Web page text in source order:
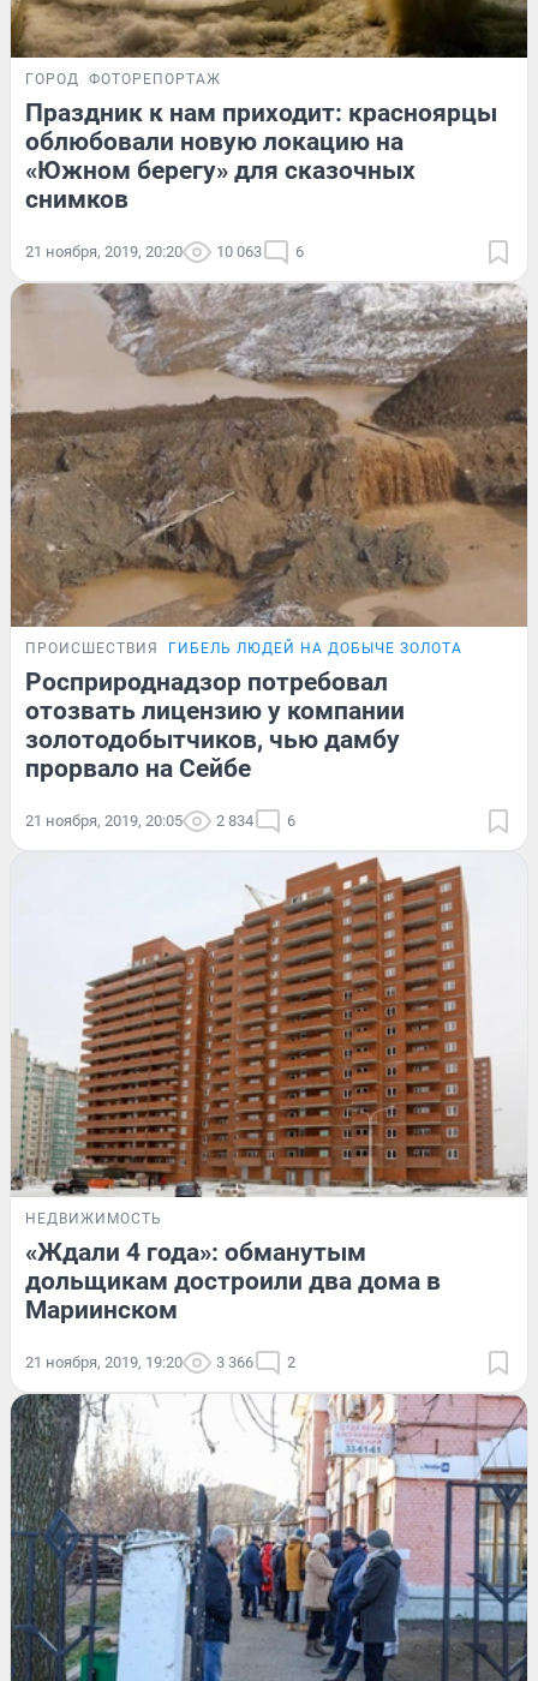
ГОРОД ФОТОРЕПОРТАЖ
Праздник к нам приходит: красноярцы
облюбовали новую локацию на
«Южном берегу» для сказочных
снимков
21 ноября, 2019, 20:20 10 063 6
ПРОИСШЕСТВИЯ ГИБЕЛЬ ЛЮДЕЙ НА ДОБЫЧЕ ЗОЛОТА
Росприроднадзор потребовал
отозвать лицензию у компании
золотодобытчиков, чью дамбу
прорвало на Сейбе
21 ноября, 2019, 20:05 2 834 6
НЕДВИЖИМОСТЬ
«Ждали 4 года»: обманутым
дольщикам достроили два дома в
Мариинском
21 ноября, 2019, 19:20 3 366 2